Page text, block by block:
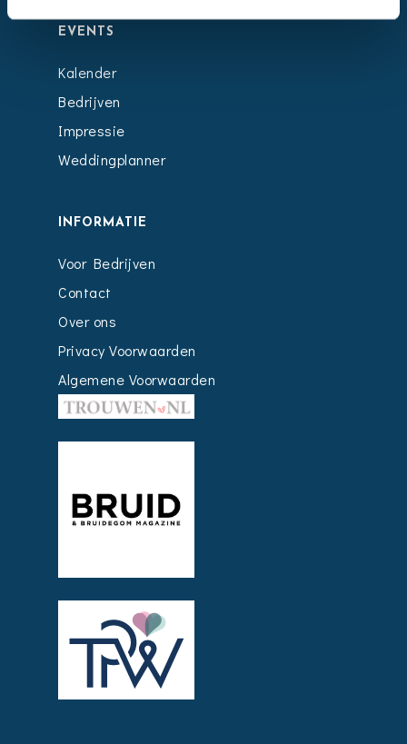
EVENTS
Kalender
Bedrijven
Impressie
Weddingplanner
INFORMATIE
Voor Bedrijven
Contact
Over ons
Privacy Voorwaarden
Algemene Voorwaarden